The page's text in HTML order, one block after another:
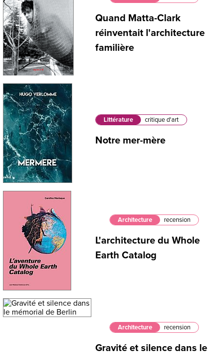
Quand Matta-Clark
réinventait l'architecture
familière
Littérature critique d'art
Notre mer-mère
Architecture recension
L'architecture du Whole
Earth Catalog
Architecture recension
Gravité et silence dans le